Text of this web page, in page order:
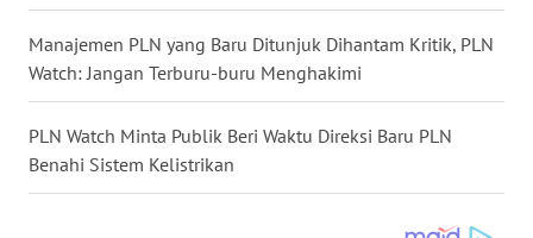
Manajemen PLN yang Baru Ditunjuk Dihantam Kritik, PLN
Watch: Jangan Terburu-buru Menghakimi
PLN Watch Minta Publik Beri Waktu Direksi Baru PLN
Benahi Sistem Kelistrikan
WN
LABUHANBATU
WN
TAPANULI